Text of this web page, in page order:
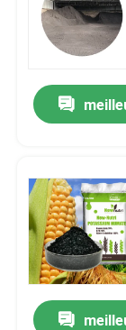
Produits
Au sujet de
Visite d'usine